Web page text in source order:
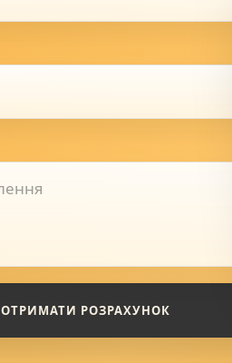
ОТРИМАТИ РОЗРАХУНОК